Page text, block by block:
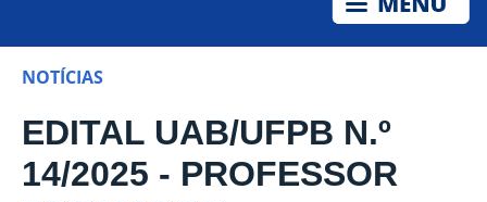
NOTÍCIAS
EDITAL UAB/UFPB N.º
14/2025 - PROFESSOR